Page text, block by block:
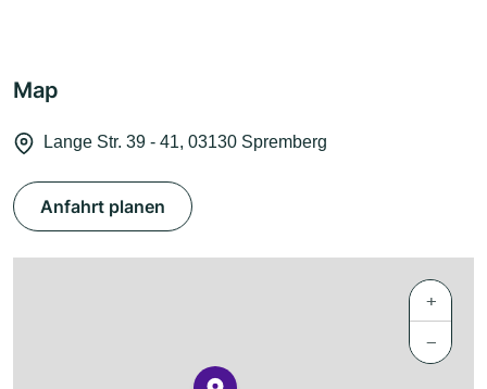
Map
Lange Str. 39 - 41, 03130 Spremberg
Anfahrt planen
+
−